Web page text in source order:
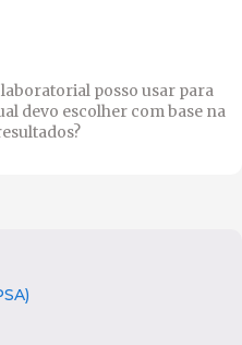
posso usar para
devo escolher com base na